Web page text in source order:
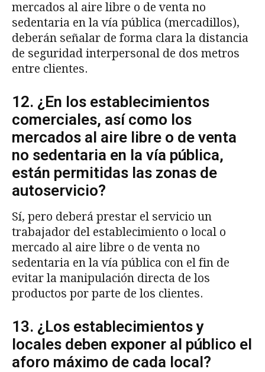
mercados al aire libre o de venta no
sedentaria en la vía pública (mercadillos),
deberán señalar de forma clara la distancia
de seguridad interpersonal de dos metros
entre clientes.
12. ¿En los establecimientos
comerciales, así como los
mercados al aire libre o de venta
no sedentaria en la vía pública,
están permitidas las zonas de
autoservicio?
Sí, pero deberá prestar el servicio un
trabajador del establecimiento o local o
mercado al aire libre o de venta no
sedentaria en la vía pública con el fin de
evitar la manipulación directa de los
productos por parte de los clientes.
13. ¿Los establecimientos y
locales deben exponer al público el
aforo máximo de cada local?